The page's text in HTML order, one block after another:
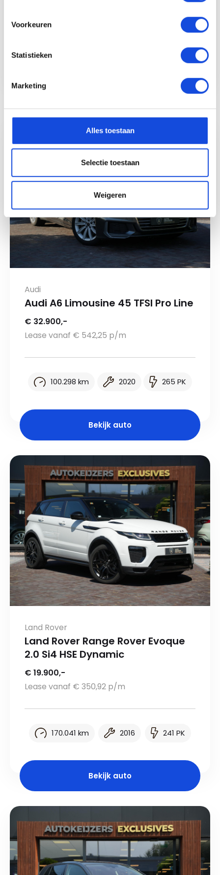
Voorkeuren
Statistieken
Marketing
Alles toestaan
Selectie toestaan
Weigeren
Audi
Audi A6 Limousine 45 TFSI Pro Line
€ 32.900,-
Lease vanaf € 542,25 p/m
100.298 km 2020 265 PK
Bekijk auto
Land Rover
Land Rover Range Rover Evoque
2.0 Si4 HSE Dynamic
€ 19.900,-
Lease vanaf € 350,92 p/m
170.041 km 2016 241 PK
Bekijk auto